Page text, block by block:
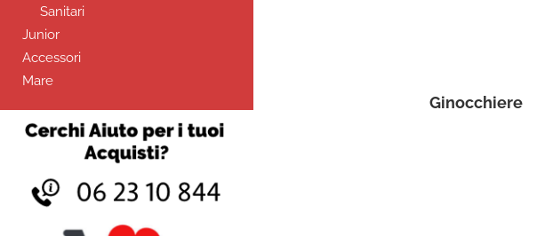
Sanitari
Junior
Accessori
Mare
Ginocchiere